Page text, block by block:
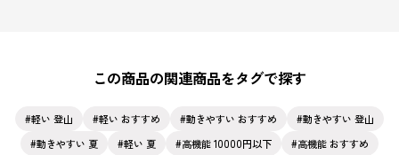
この商品の関連商品をタグで探す
軽い 登山 軽い おすすめ 動きやすい おすすめ
動きやすい 登山
動きやすい 夏
軽い 夏 高機能 10000円以下
高機能 おすすめ